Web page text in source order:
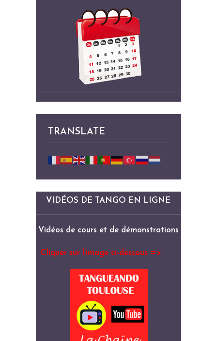
TRANSLATE
VIDÉOS DE TANGO EN LIGNE
Vidéos de cours et de démonstrations
Cliquer sur l’image ci-dessous =>